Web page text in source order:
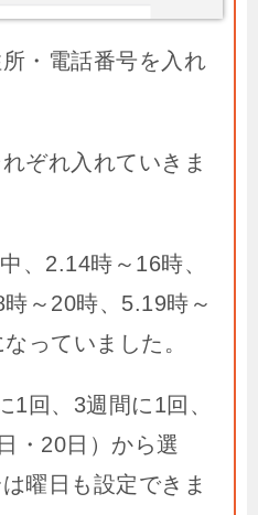
・電話番号を入れ
ぞれ入れていきま
、2.14時～16時、
～20時、5.19時～
っていました。
1回、3週間に1回、
・20日）から選
曜日も設定できま